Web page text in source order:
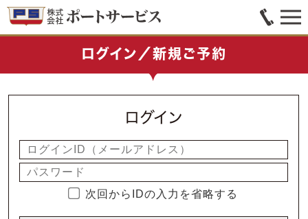
ログイン／新規ご予約
ログイン
次回からIDの入力を省略する